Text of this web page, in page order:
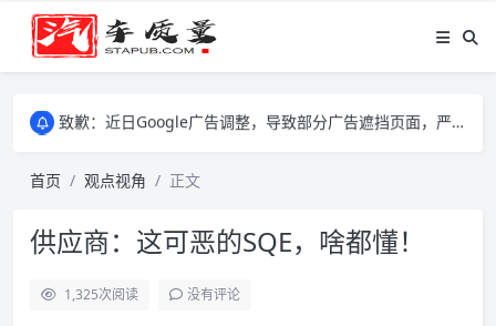
致歉：近日Google广告调整，导致部分广告遮挡页面，严重影响大家访问体验，将尽快调整完成，由此带来的不便，特意致歉！
致歉：近日Google广告调整，导致部分广告遮挡页面，严重影响大家访问体验，将尽快调整完成，由此带来的不便，特意致歉！
首页 观点视角 正文
供应商：这可恶的SQE，啥都懂！
1,325次阅读 没有评论